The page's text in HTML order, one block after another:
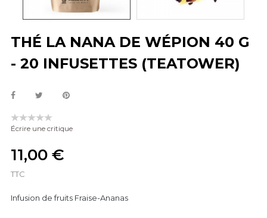
THÉ LA NANA DE WÉPION 40 G
- 20 INFUSETTES (TEATOWER)
Écrire une critique
11,00 €
TTC
Infusion de fruits Fraise-Ananas